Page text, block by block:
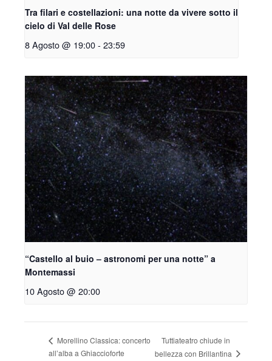
Tra filari e costellazioni: una notte da vivere sotto il
cielo di Val delle Rose
8 Agosto @ 19:00- 23:59
“Castello al buio – astronomi per una notte” a
Montemassi
10 Agosto @ 20:00
Morellino Classica: concerto
all’alba a Ghiaccioforte
Tuttiateatro chiude in
bellezza con Brillantina